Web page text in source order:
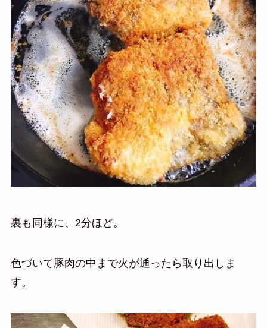
裏も同様に、2分ほど。
色づいて豚肉の中まで火が通ったら取り出しま
す。